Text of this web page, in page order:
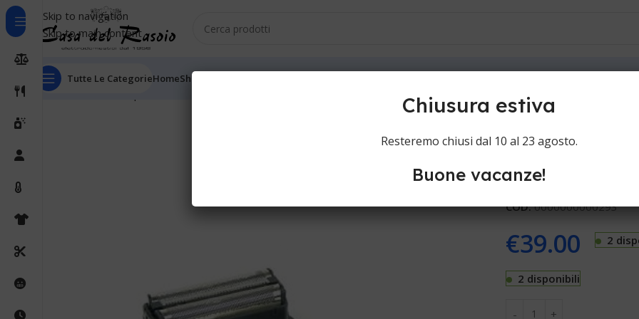
Skip to navigation
Skip to main content
Tutte Le CategorieHomeShop
Home Carrera-Payer Combi carrera k9118031
Carrera-
Testine rasoi Carrera-
COD:0000000000293
€39.00 2
2 disponibili
Chiusura estiva
Resteremo chiusi dal 10 al 23 agosto.
Buone vacanze!